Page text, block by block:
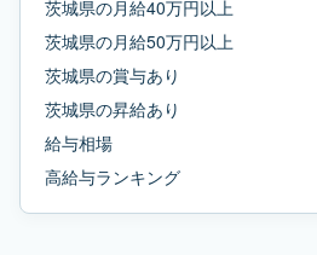
茨城県の月給40万円以上
茨城県の月給50万円以上
茨城県の賞与あり
茨城県の昇給あり
給与相場
高給与ランキング